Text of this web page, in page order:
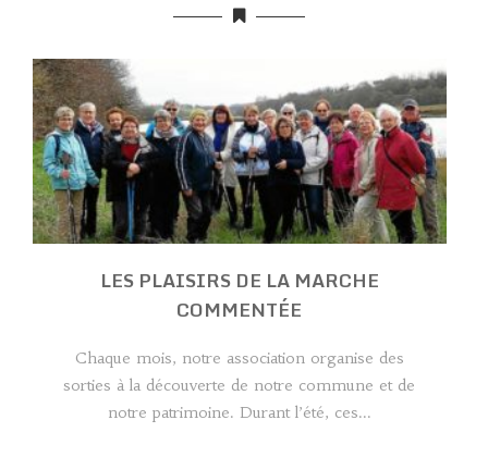
LES PLAISIRS DE LA MARCHE
COMMENTÉE
Chaque mois, notre association organise des
sorties à la découverte de notre commune et de
notre patrimoine. Durant l’été, ces...